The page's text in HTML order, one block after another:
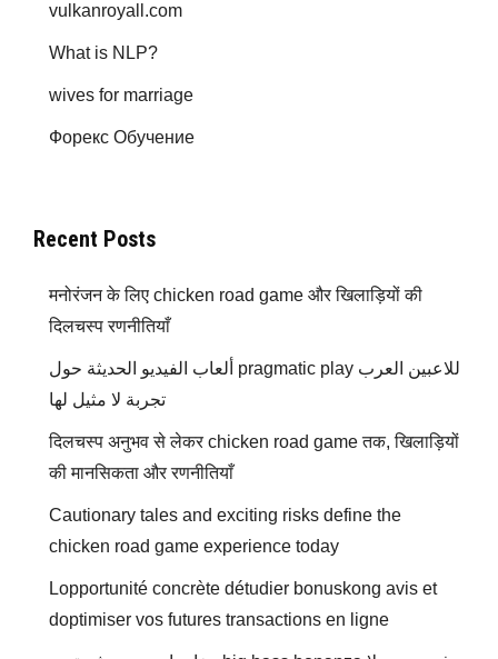
vulkanroyall.com
What is NLP?
wives for marriage
Форекс Обучение
Recent Posts
मनोरंजन के लिए chicken road game और खिलाड़ियों की
दिलचस्प रणनीतियाँ
ألعاب الفيديو الحديثة حول pragmatic play للاعبين العرب
تجربة لا مثيل لها
दिलचस्प अनुभव से लेकर chicken road game तक, खिलाड़ियों
की मानसिकता और रणनीतियाँ
Cautionary tales and exciting risks define the
chicken road game experience today
Lopportunité concrète détudier bonuskong avis et
doptimiser vos futures transactions en ligne